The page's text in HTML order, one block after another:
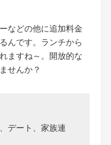
などの他に追加料金
んです。ランチから
ますね～。開放的な
せんか？
デート、家族連